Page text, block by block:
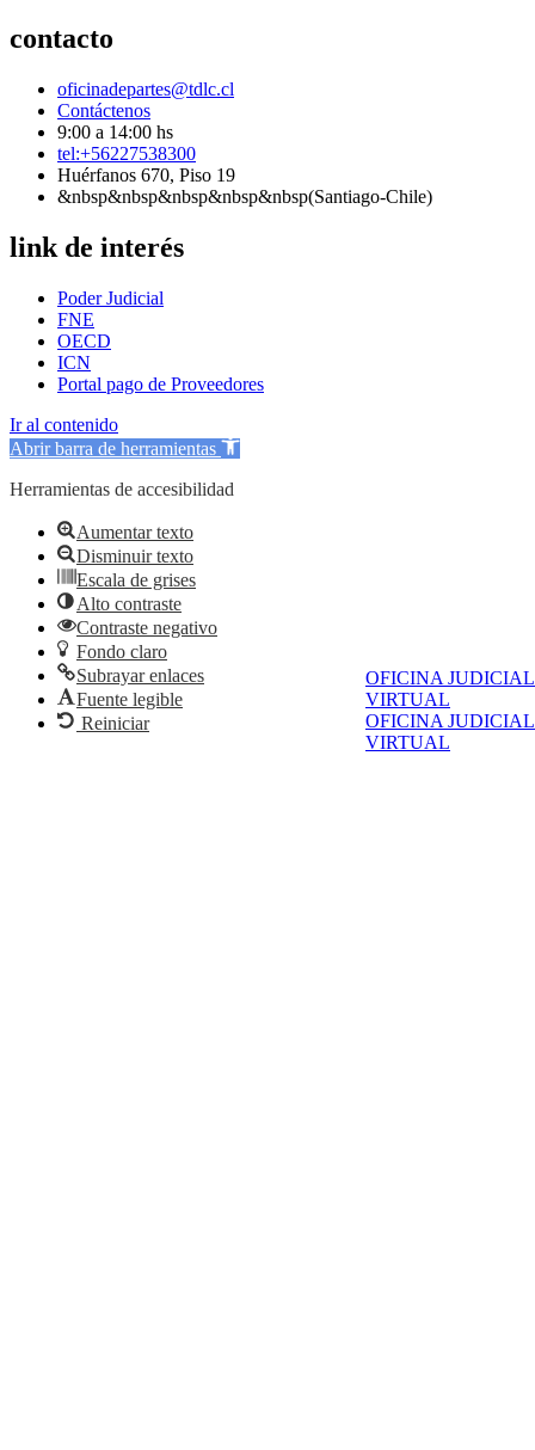
OFICINA JUDICIAL
VIRTUAL
OFICINA JUDICIAL
VIRTUAL
contacto
oficinadepartes@tdlc.cl
Contáctenos
9:00 a 14:00 hs
tel:+56227538300
Huérfanos 670, Piso 19
&nbsp&nbsp&nbsp&nbsp&nbsp(Santiago-Chile)
link de interés
Poder Judicial
FNE
OECD
ICN
Portal pago de Proveedores
Ir al contenido
Abrir barra de herramientas
Herramientas de accesibilidad
Aumentar texto
Disminuir texto
Escala de grises
Alto contraste
Contraste negativo
Fondo claro
Subrayar enlaces
Fuente legible
Reiniciar